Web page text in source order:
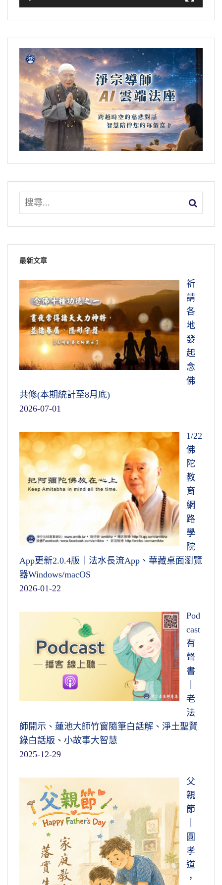
最新文章
祈
請
各
地
發
起
念
佛
共修(本期統計至8月底)
2026-07-01
1/22
佛
陀
教
育
網
路
學
院
App更新2.0.4版｜法水長流App、華藏桌面瀏覽
器Windows/macOS
2026-01-22
Pod
cast
有
聲
書
老
法
師開示、蓮池大師竹窗隨筆白話解、淨土聖賢
錄白話版、小故事大智慧
2025-12-29
父
親
節
圓
孝
道
，